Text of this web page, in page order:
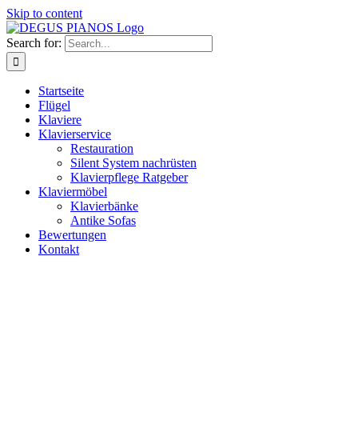
Skip to content
Search for:
Startseite
Flügel
Klaviere
Klavierservice
Restauration
Silent System nachrüsten
Klavierpflege Ratgeber
Klaviermöbel
Klavierbänke
Antike Sofas
Bewertungen
Kontakt